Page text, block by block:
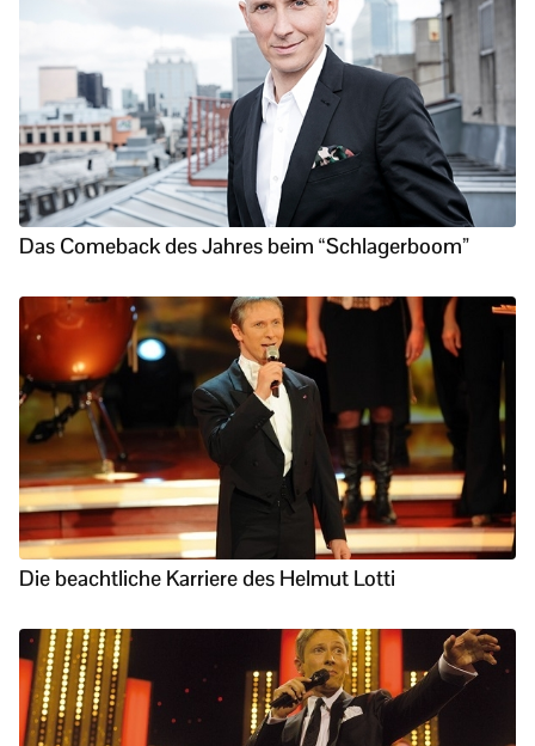
Das Comeback des Jahres beim “Schlagerboom”
Die beachtliche Karriere des Helmut Lotti